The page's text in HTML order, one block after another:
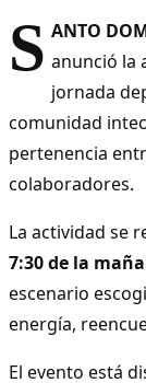
S ANTO
anunció la
jornada
comunidad
pertenencia
colaboradores.
La actividad se
7:30 de la
escenario
energía,
El evento está